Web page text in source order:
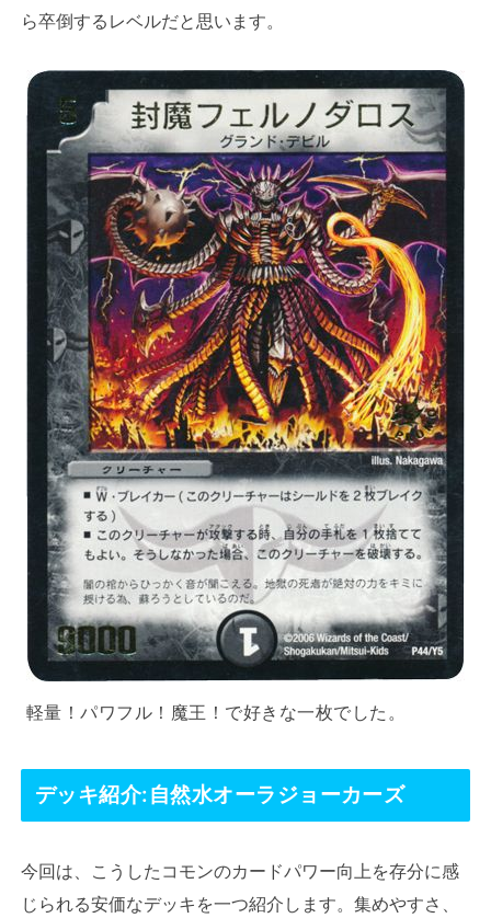
ら卒倒するレベルだと思います。
軽量！パワフル！魔王！で好きな一枚でした。
デッキ紹介:自然水オーラジョーカーズ
今回は、こうしたコモンのカードパワー向上を存分に感
じられる安価なデッキを一つ紹介します。集めやすさ、